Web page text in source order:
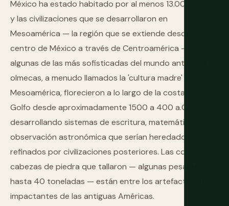
México ha estado habitado por al menos 13.000 años,
y las civilizaciones que se desarrollaron en
Mesoamérica — la región que se extiende desde el
centro de México a través de Centroamérica — fueron
algunas de las más sofisticadas del mundo antiguo. Los
olmecas, a menudo llamados la 'cultura madre' de
Mesoamérica, florecieron a lo largo de la costa del
Golfo desde aproximadamente 1500 a 400 a.C.,
desarrollando sistemas de escritura, matemáticas y
observación astronómica que serían heredados y
refinados por civilizaciones posteriores. Las colosales
cabezas de piedra que tallaron — algunas pesando
hasta 40 toneladas — están entre los artefactos más
impactantes de las antiguas Américas.